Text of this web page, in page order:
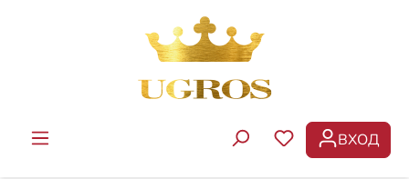
Перейти к основному содержанию
У ВАС ЕСТЬ
ВХОД